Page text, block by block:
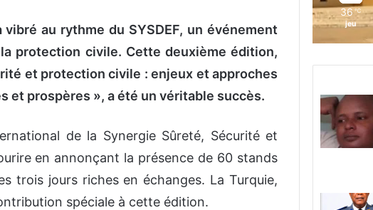
au rythme du SYSDEF, un événement
protection civile. Cette deuxième édition,
et protection civile : enjeux et approches
et prospères », a été un véritable succès.
de la Synergie Sûreté, Sécurité et
en annonçant la présence de 60 stands
trois jours riches en échanges. La Turquie,
spéciale à cette édition.
36 ℃
jeu